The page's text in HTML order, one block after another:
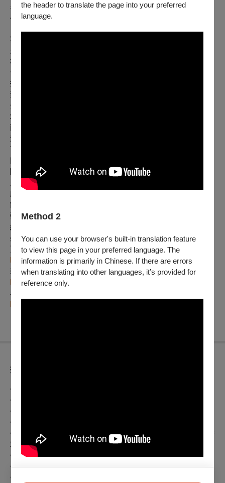
the header to translate the page into your preferred
language.
Method 2
You can use your browser's built-in translation feature
to view this page in your preferred language. The
information is primarily in Chinese. If there are errors
when translating into other languages, it’s provided for
reference only.
皇 后｜張瑄庭
小太監｜劉建華
窮書生金登科寒窗苦讀數十年，依然求不得一官半職，年關前
夕上岳父家要糧食，沒想到糧食竟遭怪物劫走，又遇到尋牛的
村民，返家後金登科與夫人分享半路遇到的奇事，金夫人腦筋
一轉決定打造假象，讓誤將牛認作是怪物而嚇昏頭的金登科，
打著「有牛就有糧」的口號順利幫村民找到遺失的牛隻，沒想
到卻讓金登科「神算金」的封號不脛而走。
金登科雖然總說自己是騙子，卻沒人相信，達官顯貴紛紛上門
求助解決疑難雜症，最後更靠著鹽罐的反潮跡象，成功預測大
雨將至，借雨得雨的神蹟名揚千里，連萬歲都慕名召他入宮解
決一樁特急案件：「溫涼玉杯失竊案。」金登科眼見騎虎難
下，決定靠著這只「召神罐」查出竊賊，最後順利脫身，開溜
回鄉。
關於臺灣豫劇團
豫劇屬梆子劇種，深具北方率真、奔放、豪邁之特色。臺灣豫
劇團立基高雄左營深耕近70載，由臺灣豫劇皇后王海玲與開枝
散葉的新生代演員，不斷努力創新，融入臺灣在地人文風情及
藝術涵養，形成獨特的臺灣風格豫劇。每年皆製作年度大戲，
結合現代劇場菁英並廣於跨界合作、教育推廣，足跡履及海內
外，成果豐碩。
更多活動及優惠訊息請密切注意臺灣豫劇團臉書：
https://reurl.cc/jGZEa2
新北場2/11-2/12購票資訊：
https://reurl.cc/4pKo23
看好戲抽好禮，購票就抽「玉品軒」翡翠耳環！詳情請見：
https://reurl.cc/06ddOK
折扣方案
●早鳥票：5折（有效期間
●敬老票：5折（65歲以上長者，
●團體票：5折（30張以上），6折（20張以上）
●戲曲人電子生日禮券：5折
●愛心票：身心障礙人士及必要陪同人１人各5折（二人需同時
進場）
●
學生票、榮民票：8折
●軍警票：9折（進場時需出示有效證件）
●戲曲人（臺灣戲曲中心付費會員）：8折